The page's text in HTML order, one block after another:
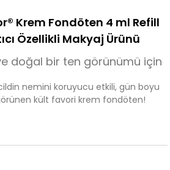
Krem Fondöten 4 ml Refill
Özellikli Makyaj Ürünü
ve doğal bir ten görünümü için
nemini koruyucu etkili, gün boyu
kült favori krem fondöten!